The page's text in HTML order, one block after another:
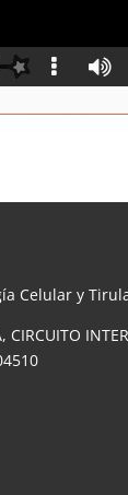
Celular y
CIRCUITO